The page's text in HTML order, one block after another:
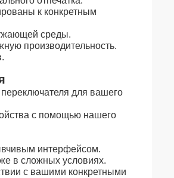
к конкретным
среды.
производительность.
для вашего
с помощью нашего
интерфейсом.
в сложных условиях.
с вашими конкретными